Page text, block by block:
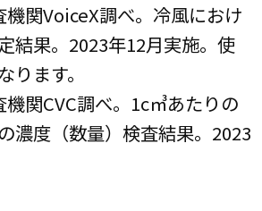
関VoiceX調べ。冷風におけ
結果。2023年12月実施。使
ります。
関CVC調べ。1c㎥あたりの
濃度（数量）検査結果。2023